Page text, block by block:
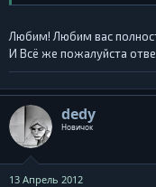
Любим! Любим вас
И Всё же пожалуйста
dedy
Новичок
13 Апрель 2012